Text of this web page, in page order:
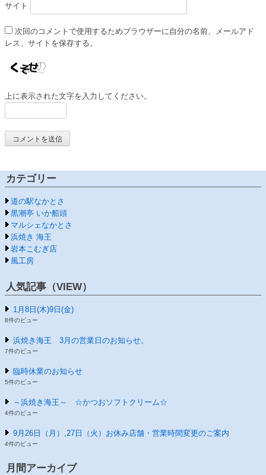
サイト
次回のコメントで使用するためブラウザーに自分の名前、メールアド
レス、サイトを保存する。
上に表示された文字を入力してください。
カテゴリー
道の駅なかとさ
黒潮亭 いか船頭
マルシェなかとさ
浜焼き 海王
岩本こむぎ店
風工房
人気記事（VIEW）
1月8日(木)9日(金)
8件のビュー
浜焼き海王 3月の営業日のお知らせ。
7件のビュー
臨時休業のお知らせ
5件のビュー
～浜焼き海王～ ☆かつおソフトクリーム☆
4件のビュー
9月26日（月）,27日（火）お休み店舗・営業時間変更のご案内
4件のビュー
月間アーカイブ